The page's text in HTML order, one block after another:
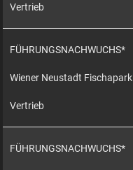
Vertrieb
FÜHRUNGSNACHWUCHS*
Wiener Neustadt Fischapark
Vertrieb
FÜHRUNGSNACHWUCHS*